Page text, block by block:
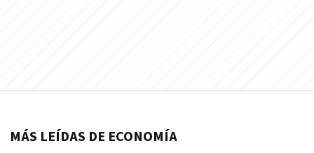
MÁS LEÍDAS DE ECONOMÍA